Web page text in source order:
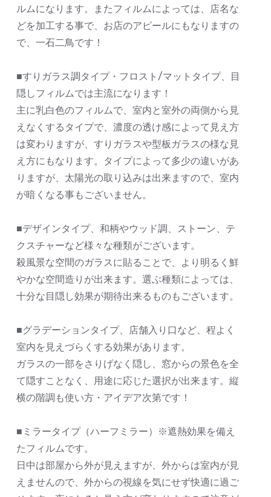
ルムになります。またフィルムによっては、店名な
どを加工する事で、お店のアピールにもなりますの
で、一石二鳥です！
■すりガラス調タイプ・フロスト/マットタイプ、目
隠しフィルムでは主流になります！
主に乳白色のフィルムで、室内と室外の両側から見
えなくするタイプで、濃度の透け感によって見え方
は変わりますが、すりガラスや型板ガラスの様な見
え方にもなります。タイプによって多少の違いがあ
りますが、太陽光の取り込みは出来ますので、室内
が暗くなる事もございません。
■デザインタイプ、和柄やウッド調、ストーン、テ
クスチャーなど様々な種類がございます。
殺風景な空間のガラスに貼ることで、より明るく鮮
やかな空間造りが出来ます。選ぶ種類によっては、
十分な目隠し効果が期待出来るものもございます。
■グラデーションタイプ、店舗入り口など、程よく
室内を見えづらくする効果があります。
ガラスの一部をさりげなく隠し、窓からの景色を全
て隠すことなく、用途に応じた選択が出来ます。縦
横の階調も使い方・アイデア次第です！
■ミラータイプ（ハーフミラー）※遮熱効果を備え
たフィルムです。
日中は部屋から外が見えますが、外からは室内が見
えませんので、外からの視線を気にせず快適に過ご